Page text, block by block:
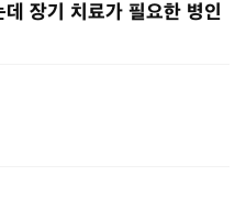
장기 치료가 필요한 병인